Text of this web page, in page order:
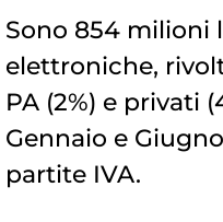
Sono 854 milioni
elettroniche,
PA (2%) e privati
Gennaio e
partite IVA.